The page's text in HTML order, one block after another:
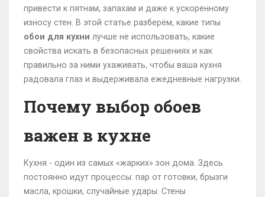
привести к пятнам, запахам и даже к ускоренному
износу стен. В этой статье разберём, какие типы
обои для кухни лучше не использовать, какие
свойства искать в безопасных решениях и как
правильно за ними ухаживать, чтобы ваша кухня
радовала глаз и выдерживала ежедневные нагрузки.
Почему выбор обоев
важен в кухне
Кухня - один из самых «жарких» зон дома. Здесь
постоянно идут процессы: пар от готовки, брызги
масла, крошки, случайные удары. Стены